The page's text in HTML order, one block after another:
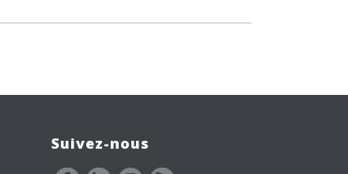
Suivez-nous